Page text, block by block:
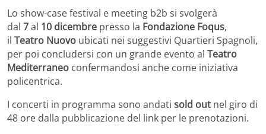
Lo show-case festival e meeting b2b si svolgerà
dal 7al 10 dicembre presso la Fondazione Foqus,
il Teatro Nuovo ubicati nei suggestivi Quartieri Spagnoli,
per poi concludersi con un grande evento al Teatro
Mediterraneo confermandosi anche come iniziativa
policentrica.
I concerti in programma sono andati sold out nel giro di
48 ore dalla pubblicazione del link per le prenotazioni.